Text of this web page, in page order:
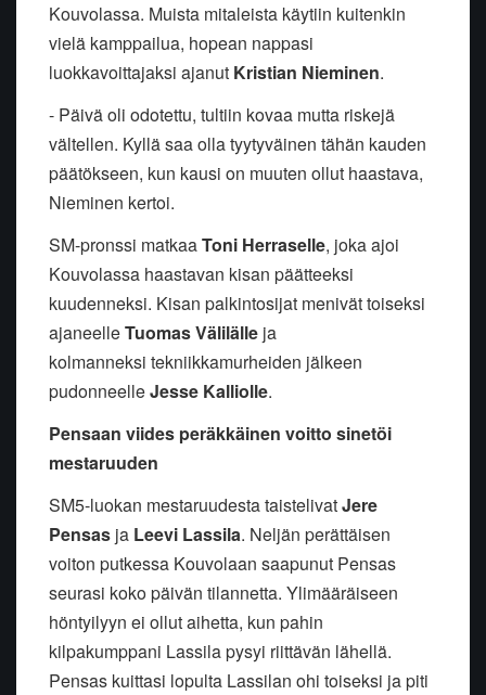
Kouvolassa. Muista mitaleista käytiin kuitenkin
vielä kamppailua, hopean nappasi
luokkavoittajaksi ajanut Kristian Nieminen.
- Päivä oli odotettu, tultiin kovaa mutta riskejä
vältellen. Kyllä saa olla tyytyväinen tähän kauden
päätökseen, kun kausi on muuten ollut haastava,
Nieminen kertoi.
SM-pronssi matkaaToni Herraselle, joka ajoi
Kouvolassa haastavan kisan päätteeksi
kuudenneksi. Kisan palkintosijat menivät toiseksi
ajaneelleTuomas Välilälle ja
kolmanneksi tekniikkamurheiden jälkeen
pudonneelleJesse Kalliolle.
Pensaan viides peräkkäinen voitto sinetöi
mestaruuden
SM5-luokan mestaruudesta taistelivatJere
Pensas ja Leevi Lassila. Neljän perättäisen
voiton putkessa Kouvolaan saapunut Pensas
seurasi koko päivän tilannetta. Ylimääräiseen
höntyilyyn ei ollut aihetta, kun pahin
kilpakumppani Lassila pysyi riittävän lähellä.
Pensas kuittasi lopulta Lassilan ohi toiseksi ja piti